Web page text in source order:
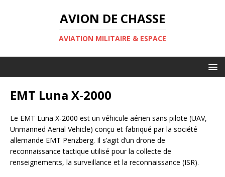
AVION DE CHASSE
AVIATION MILITAIRE & ESPACE
EMT Luna X-2000
Le EMT Luna X-2000 est un véhicule aérien sans pilote (UAV,
Unmanned Aerial Vehicle) conçu et fabriqué par la société
allemande EMT Penzberg. Il s’agit d’un drone de
reconnaissance tactique utilisé pour la collecte de
renseignements, la surveillance et la reconnaissance (ISR).